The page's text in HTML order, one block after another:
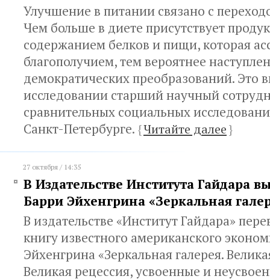
Улучшение в питании связано с
Чем больше в диете присутствует
содержанием белков и пищи, которая
благополучием, тем вероятнее
демократических преобразований. Это
исследовании старший научный
сравнительных социальных
Санкт-Петербурге. {Читайте далее}
27 октября / 14:35
В Издательстве Института Гайдара
Барри Эйхенгрина «Зеркальная
В издательстве «Институт Гайдара»
книгу известного американского
Эйхенгрина «Зеркальная галерея.
Великая рецессия, усвоенные и